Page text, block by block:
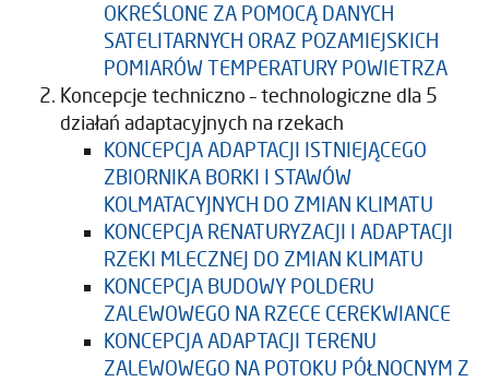
OKREŚLONE ZA POMOCĄ DANYCH
SATELITARNYCH ORAZ POZAMIEJSKICH
POMIARÓW TEMPERATURY POWIETRZA
Koncepcje techniczno – technologiczne dla 5
działań adaptacyjnych na rzekach
KONCEPCJA ADAPTACJI ISTNIEJĄCEGO
ZBIORNIKA BORKI I STAWÓW
KOLMATACYJNYCH DO ZMIAN KLIMATU
KONCEPCJA RENATURYZACJI I ADAPTACJI
RZEKI MLECZNEJ DO ZMIAN KLIMATU
KONCEPCJA BUDOWY POLDERU
ZALEWOWEGO NA RZECE CEREKWIANCE
KONCEPCJA ADAPTACJI TERENU
ZALEWOWEGO NA POTOKU PÓŁNOCNYM Z